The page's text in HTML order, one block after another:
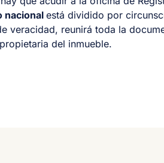
nacional está dividido por
veracidad, reunirá toda la
del inmueble.